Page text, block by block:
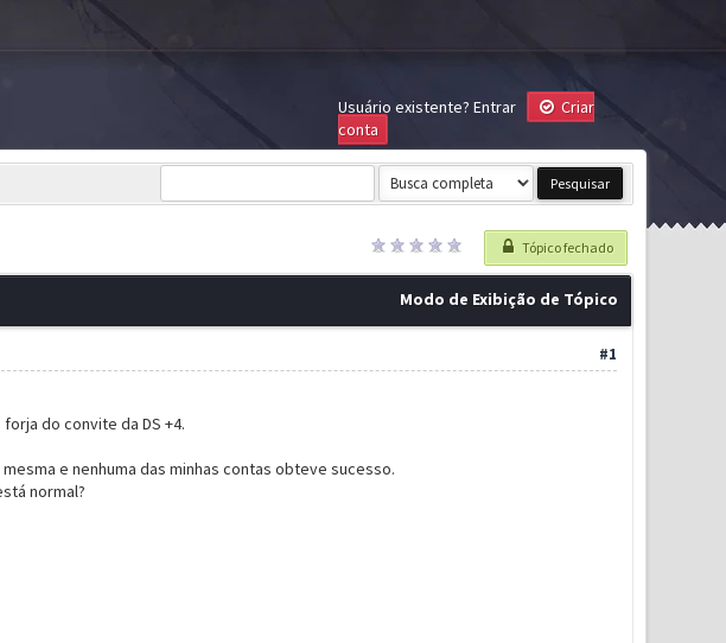
Usuário existente? Entrar
Criar
conta
Tópico fechado
Modo de Exibição de Tópico
#1
do convite da DS +4.
e nenhuma das minhas contas obteve sucesso.
normal?